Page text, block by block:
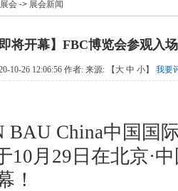
展会 -> 展会新闻
即将开幕】FBC博览会参观入
10-26 12:06:56 作者: 来源: 【 大 中 小】我要
BAU China中国国
10月29日在北京·
！